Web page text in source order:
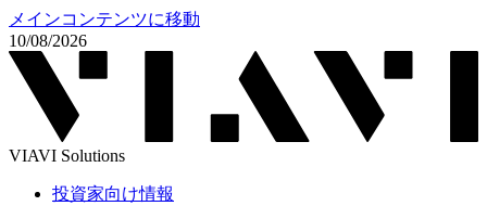
メインコンテンツに移動
10/08/2026
VIAVI Solutions
投資家向け情報